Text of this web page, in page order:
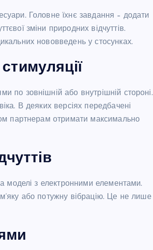
Головне їхнє завдання – додати
зміни природних відчуттів.
нововведень у стосунках.
по зовнішній або внутрішній стороні.
В деяких версіях передбачені
партнерам отримати максимально
моделі з електронними елементами.
або потужну вібрацію. Це не лише